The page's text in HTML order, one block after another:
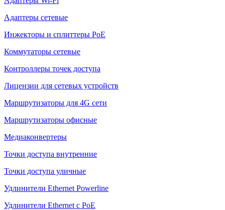
Адаптеры сетевые
Инжекторы и сплиттеры РоЕ
Коммутаторы сетевые
Контроллеры точек доступа
Лицензии для сетевых устройств
Маршрутизаторы для 4G сети
Маршрутизаторы офисные
Медиаконвертеры
Точки доступа внутренние
Точки доступа уличные
Удлинители Ethernet Powerline
Удлинители Ethernet с PoE